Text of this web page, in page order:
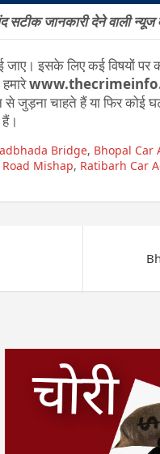
सटीक जानकारी देने वाली न्यूज
जाए। इसके लिए कई विषयों पर
चाहते हैं या फिर कोई
Bridge, Bhopal Car
Road Mishap, Ratibarh Car